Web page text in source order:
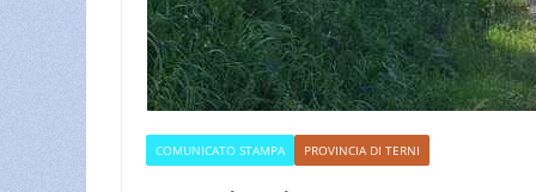
COMUNICATO STAMPA PROVINCIA DI TERNI